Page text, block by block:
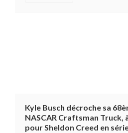
Kyle Busch décroche sa
NASCAR Craftsman
pour Sheldon Creed en